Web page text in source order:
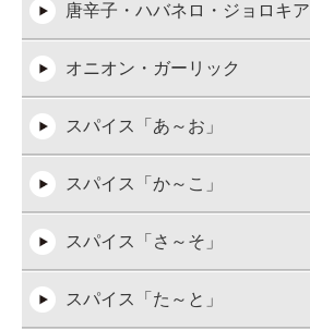
唐辛子・ハバネロ・ジョロキア
オニオン・ガーリック
スパイス「あ～お」
スパイス「か～こ」
スパイス「さ～そ」
スパイス「た～と」